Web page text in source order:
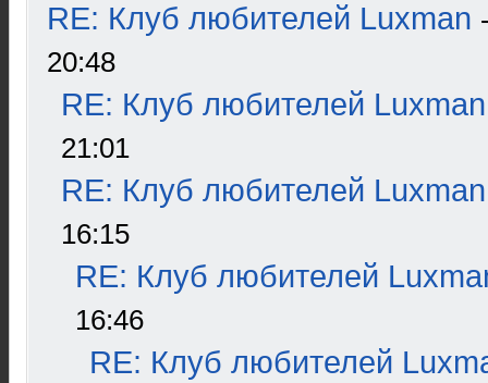
RE: Клуб любителей Luxman
20:48
RE: Клуб любителей Luxman
21:01
RE: Клуб любителей Luxman
16:15
RE: Клуб любителей
16:46
RE: Клуб любителей